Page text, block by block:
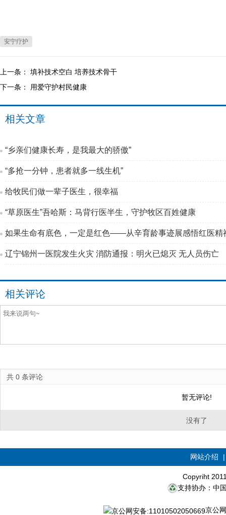
安宁疗护
上一条： 填补技术空白 培养技术骨干
下一条：
用爱守护村民健康
相关文章
“乡亲们健康长寿，是我最大的骄傲”
“多抢一分钟，患者就多一线生机”
给牧民们做一辈子医生，很幸福
“草原医生”吾哈斯：马背行医半生，守护牧区百姓健康
如果生命有底色，一定是红色——从辛育龄事迹展感悟红医精
辽宁锦州一医院发生火灾 消防通报：明火已熄灭 无人员伤亡
相关评论
共 0 条评论
暂无评论!
没有了
网站介绍
Copyriht
支持协办：中
京公